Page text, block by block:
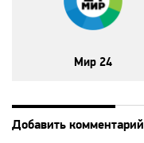
Galaxy TV
History
Мир 24
Добавить комментарий